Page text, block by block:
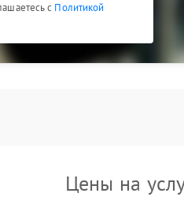
с Политикой
Цены на